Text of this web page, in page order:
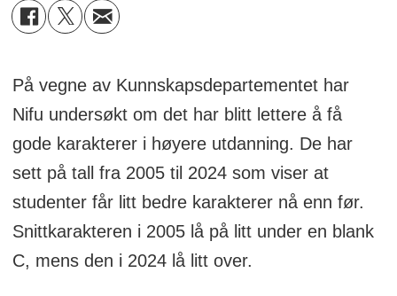
På vegne av Kunnskapsdepartementet har
Nifu undersøkt om det har blitt lettere å få
gode karakterer i høyere utdanning. De har
sett på tall fra 2005 til 2024 som viser at
studenter får litt bedre karakterer nå enn før.
Snittkarakteren i 2005 lå på litt under en blank
C, mens den i 2024 lå litt over.